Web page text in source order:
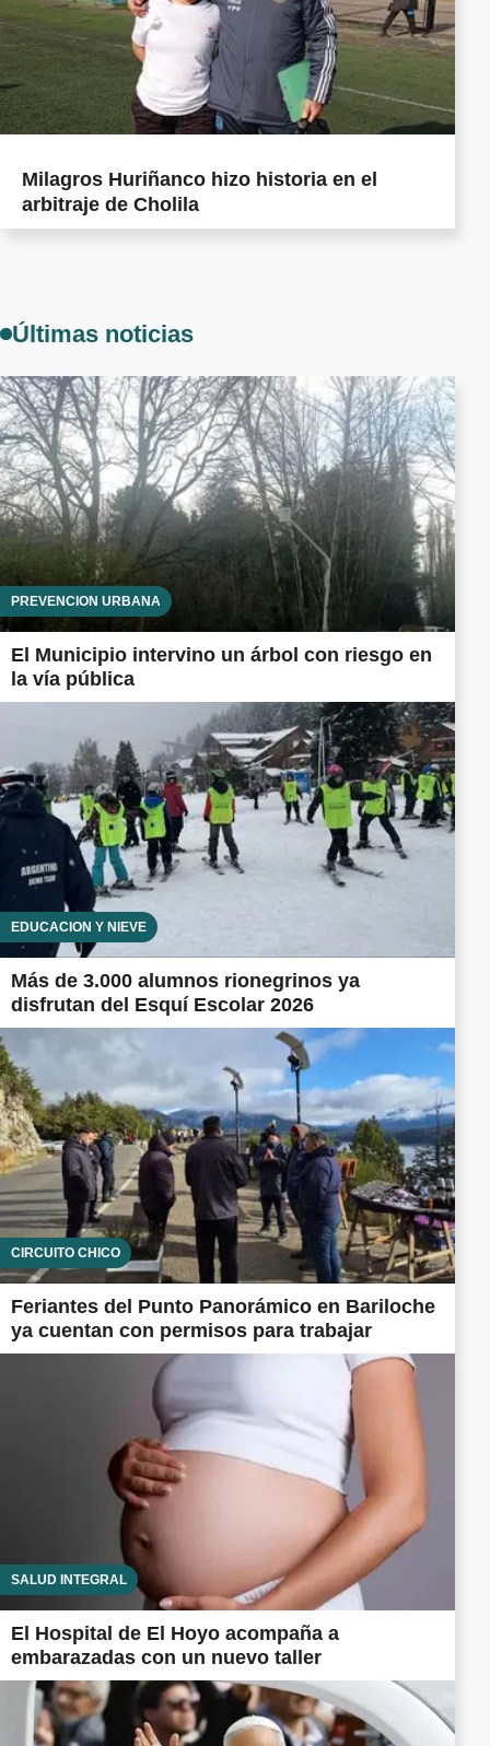
Milagros Huriñanco hizo historia en el
arbitraje de Cholila
Últimas noticias
PREVENCIÓN URBANA
El Municipio intervino un árbol con riesgo en
la vía pública
EDUCACIÓN Y NIEVE
Más de 3.000 alumnos rionegrinos ya
disfrutan del Esquí Escolar 2026
CIRCUITO CHICO
Feriantes del Punto Panorámico en Bariloche
ya cuentan con permisos para trabajar
SALUD INTEGRAL
El Hospital de El Hoyo acompaña a
embarazadas con un nuevo taller